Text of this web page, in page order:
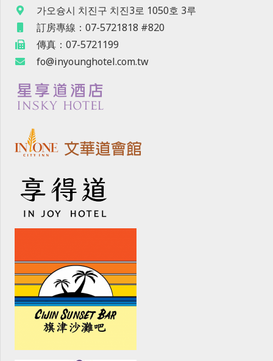
가오슝시 치진구 치진3로 1050호 3루
訂房專線：07-5721818 #820
傳真：07-5721199
fo@inyounghotel.com.tw